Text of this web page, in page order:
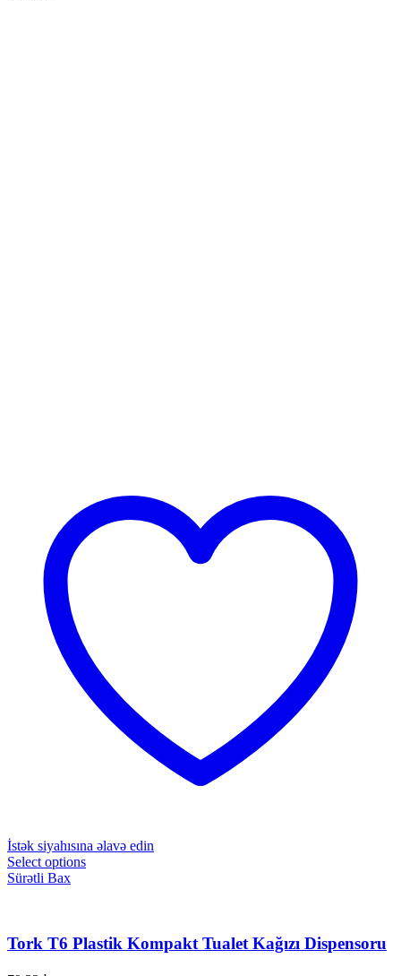
İstək siyahısına əlavə edin
Select options
Sürətli Bax
Tork T6 Plastik Kompakt Tualet Kağızı Dispensoru